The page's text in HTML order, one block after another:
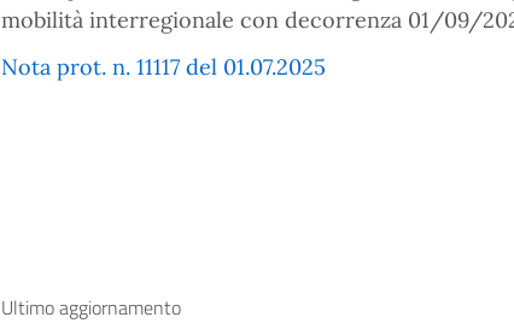
mobilità interregionale con decorrenza 01/09/
Nota prot. n. 11117 del 01.07.2025
Ultimo aggiornamento